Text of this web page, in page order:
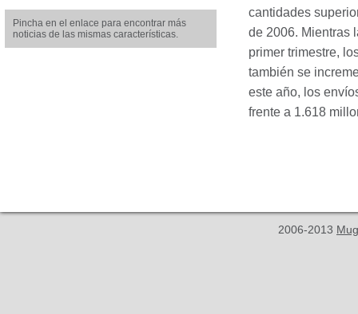
Pincha en el enlace para encontrar más
noticias de las mismas características.
cantidades
de 2006. Mientras
primer trimestre,
también se
este año, los
frente a 1.618
2006-2013